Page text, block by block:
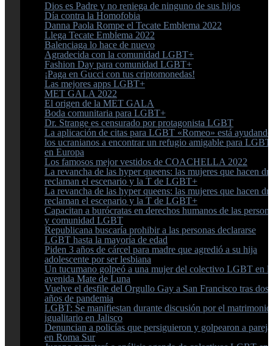
Dios es Padre y no reniega de ninguno de sus hijos
Día contra la Homofobia
Danna Paola Rompe el Tecate Emblema 2022
Llega Tecate Emblema 2022
Balenciaga lo hace de nuevo
Agradecida con la comunidad LGBT+
Fashion Day para comunidad LGBT+
¡Paga en Gucci con tus criptomonedas!
Las mejores apps LGBT+
MET GALA 2022
El origen de la MET GALA
Boda comunitaria para LGBT+
Dr. Strange es censurado por protagonista LGBT
La aplicación de citas para LGBT «Romeo» está
los ucranianos a encontrar un refugio amigable para
en Europa
Los famosos mejor vestidos de COACHELLA 2022
La revancha de las hyper queens: las mujeres que hacen
reclaman el escenario y la T de LGBT+
La revancha de las hyper queens: las mujeres que hacen
reclaman el escenario y la T de LGBT+
Capacitan a burócratas en derechos humanos de las
y comunidad LGBT
Republicana buscaría prohibir a las personas declararse
LGBT hasta la mayoría de edad
Piden 3 años de cárcel para madre que agredió a su hija
adolescente por ser lesbiana
Un tucumano golpeó a una mujer del colectivo LGBT en la
avenida Mate de Luna
Vuelve el desfile del Orgullo Gay a San Francisco tras dos
años de pandemia
LGBT: Se manifiestan durante discusión por el matrimonio
igualitario en Jalisco
Denuncian a policías que persiguieron y golpearon a pareja
en Roma Sur